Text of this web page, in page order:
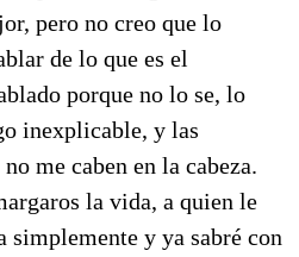
pero no creo que lo
de lo que es el
porque no lo se, lo
inexplicable, y las
me caben en la cabeza.
la vida, a quien le
simplemente y ya sabré con